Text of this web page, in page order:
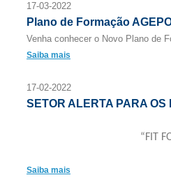
17-03-2022
Plano de Formação
Venha conhecer o Novo Plano de
Saiba mais
17-02-2022
SETOR ALERTA PARA OS
“FIT
Saiba mais